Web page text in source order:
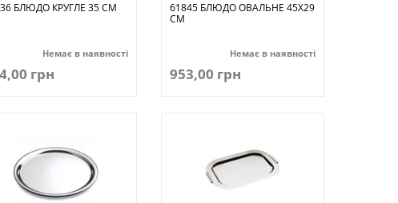
БЛЮДО КРУГЛЕ 35 СМ
Немає в наявності
грн
61845 БЛЮДО ОВАЛЬНЕ 45Х29
СМ
Немає в наявності
953,00 грн